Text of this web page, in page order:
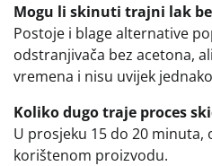
Mogu li skinuti trajni lak
Postoje i blage alternative
odstranjivača bez acetona,
vremena i nisu uvijek
Koliko dugo traje proces
U prosjeku 15 do 20 minuta,
korištenom proizvodu.